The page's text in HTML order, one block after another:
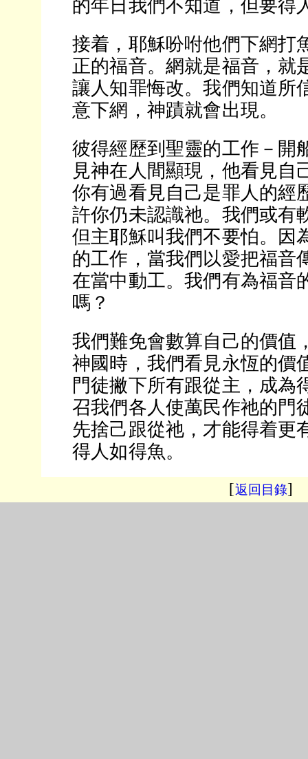
的年日我們不知道，但要得
接着，耶穌吩咐他們下網打
正的福音。網就是福音，就
讓人知罪悔改。我們知道所
意下網，神蹟就會出現。
彼得經歷到聖靈的工作－開
見神在人間顯現，他看見自
你有過看見自己是罪人的經
許你仍未認識祂。我們或有
但主耶穌叫我們不要怕。因
的工作，當我們以愛把福音
在當中動工。我們有為福音
嗎？
我們難免會數算自己的價值
神國時，我們看見永恆的價
門徒撇下所有跟從主，成為
召我們各人使萬民作祂的門
先捨己跟從祂，才能得着更
得人如得魚。
[返回目錄]